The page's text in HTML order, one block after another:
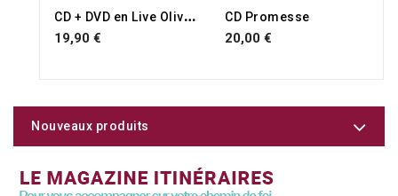
C
D + DVD en Live Olivier Cheuwa
19,90 €
CD Promesse
20,00 €
Nouveaux produits